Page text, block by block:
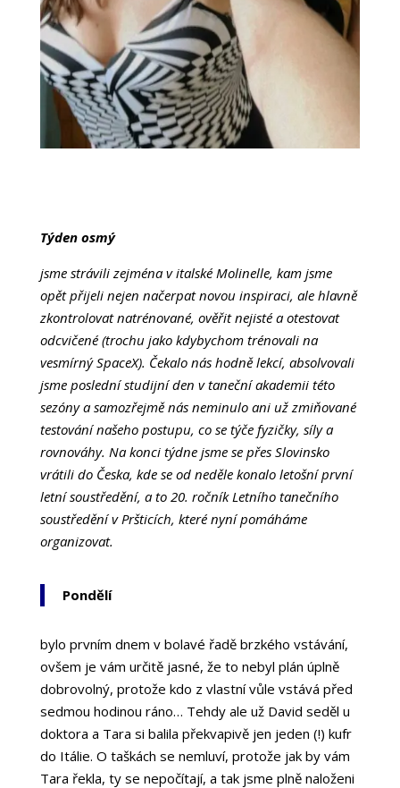
Týden osmý
jsme strávili zejména v italské Molinelle, kam jsme
opět přijeli nejen načerpat novou inspiraci, ale hlavně
zkontrolovat natrénované, ověřit nejisté a otestovat
odcvičené (trochu jako kdybychom trénovali na
vesmírný SpaceX). Čekalo nás hodně lekcí, absolvovali
jsme poslední studijní den v taneční akademii této
sezóny a samozřejmě nás neminulo ani už zmiňované
testování našeho postupu, co se týče fyzičky, síly a
rovnováhy. Na konci týdne jsme se přes Slovinsko
vrátili do Česka, kde se od neděle konalo letošní první
letní soustředění, a to 20. ročník Letního tanečního
soustředění v Pršticích, které nyní pomáháme
organizovat.
Pondělí
bylo prvním dnem v bolavé řadě brzkého vstávání,
ovšem je vám určitě jasné, že to nebyl plán úplně
dobrovolný, protože kdo z vlastní vůle vstává před
sedmou hodinou ráno… Tehdy ale už David seděl u
doktora a Tara si balila překvapivě jen jeden (!) kufr
do Itálie. O taškách se nemluví, protože jak by vám
Tara řekla, ty se nepočítají, a tak jsme plně naloženi